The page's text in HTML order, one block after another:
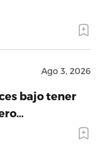
Ago 3, 2026
bajo tener